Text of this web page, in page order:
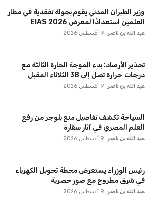
وزير الطيران المدني يقوم بجولة تفقدية في مطار
العلمين استعدادًا لمعرض EIAS 2026
عبد الله بن ناصر 9 أغسطس 2026
تحذير الأرصاد: بدء الموجة الحارة الثالثة مع
درجات حرارة تصل إلى 38 الثلاثاء المقبل
عبد الله بن ناصر 9 أغسطس 2026
السياحة تكشف تفاصيل منع بلوجر من رفع
العلم المصري في آثار سقارة
عبد الله بن ناصر 9 أغسطس 2026
رئيس الوزراء يستعرض محطة تحويل الكهرباء
في شرق مطروح مع صور حصرية
عبد الله بن ناصر 9 أغسطس 2026